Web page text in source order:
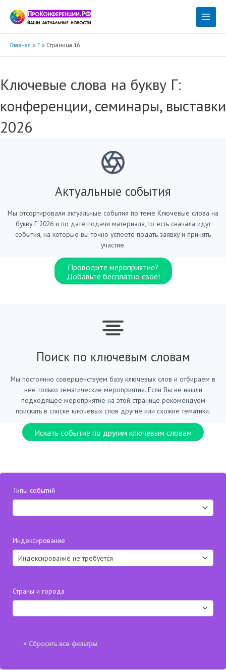
содержимому
Main
Главная Г Страница 16
Ключевые слова на букву Г:
конференции, семинары, выставки
2026
Актуальные события
Мы отсортировали актуальные события по теме Ключевые слова на
букву Г 2026 и по дате подачи материала, то есть сначала идут
события, на которые вы точно успеете подать заявку и принять
участие.
Проводите мероприятие?
Добавьте бесплатно свое!
Поиск по ключевым словам
Мы постоянно совершенствуем базу ключевых слов и отбираем в
нее только тематические мероприятия. Если Вы не нашли
подходящее мероприятие на этой странице рекомендуем
поискать в списке ключевых слов другие или схожие тематики.
Искать событие по другим ключевым словам
Типы событий
Индексирование
Страны и города